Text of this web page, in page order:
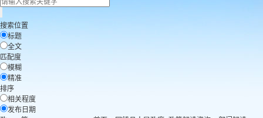
搜索位置
标题
全文
匹配度
模糊
精准
排序
相关程度
发布日期